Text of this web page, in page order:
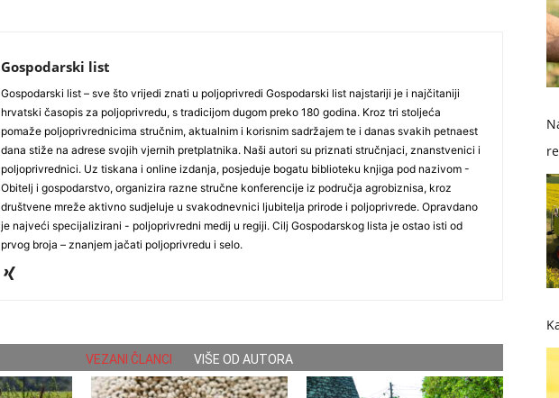
Gospodarski list
Gospodarski list – sve što vrijedi znati u poljoprivredi Gospodarski list najstariji je i najčitaniji
hrvatski časopis za poljoprivredu, s tradicijom dugom preko 180 godina. Kroz tri stoljeća
pomaže poljoprivrednicima stručnim, aktualnim i korisnim sadržajem te i danas svakih petnaest
dana stiže na adrese svojih vjernih pretplatnika. Naši autori su priznati stručnjaci, znanstvenici i
poljoprivrednici. Uz tiskana i online izdanja, posjeduje bogatu biblioteku knjiga pod nazivom -
Obitelj i gospodarstvo, organizira razne stručne konferencije iz područja agrobiznisa, kroz
društvene mreže aktivno sudjeluje u svakodnevnici ljubitelja prirode i poljoprivrede. Opravdano
je najveći specijalizirani - poljoprivredni medij u regiji. Cilj Gospodarskog lista je ostao isti od
prvog broja – znanjem jačati poljoprivredu i selo.
VEZANI ČLANCI VIŠE OD AUTORA